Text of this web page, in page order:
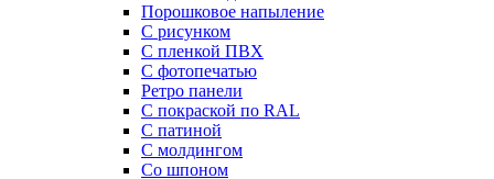
Порошковое напыление
С рисунком
С пленкой ПВХ
С фотопечатью
Ретро панели
С покраской по RAL
С патиной
С молдингом
Со шпоном